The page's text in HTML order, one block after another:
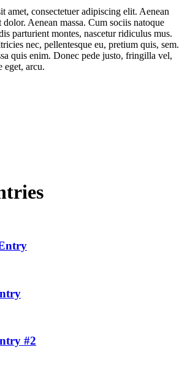
amet, consectetuer adipiscing elit. Aenean
Aenean massa. Cum sociis natoque
parturient montes, nascetur ridiculus mus.
nec, pellentesque eu, pretium quis, sem.
quis enim. Donec pede justo, fringilla vel,
eget, arcu.
#2